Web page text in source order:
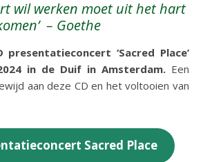
– Goethe
‘Sacred Place’
in de Duif in Amsterdam. Een
aan deze CD en het voltooien van
Sacred Place